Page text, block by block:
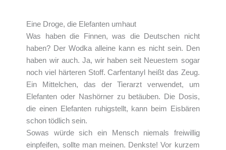
Eine Droge, die Elefanten umhaut
Was haben die Finnen, was die Deutschen nicht
haben? Der Wodka alleine kann es nicht sein. Den
haben wir auch. Ja, wir haben seit Neuestem sogar
noch viel härteren Stoff. Carfentanyl heißt das Zeug.
Ein Mittelchen, das der Tierarzt verwendet, um
Elefanten oder Nashörner zu betäuben. Die Dosis,
die einen Elefanten ruhigstellt, kann beim Eisbären
schon tödlich sein.
Sowas würde sich ein Mensch niemals freiwillig
einpfeifen, sollte man meinen. Denkste! Vor kurzem